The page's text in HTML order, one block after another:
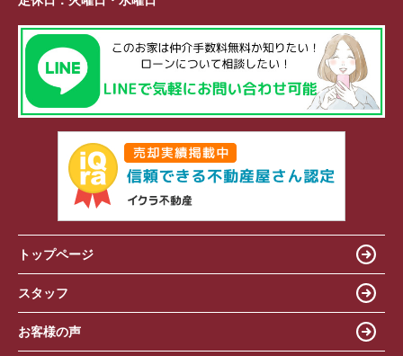
トップページ
スタッフ
お客様の声